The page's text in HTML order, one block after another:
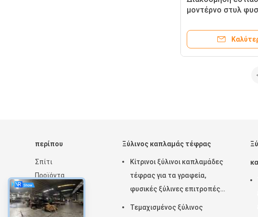
μοντέρνο στυλ
ιδανικό για κομψά
δάπεδα και λύσεις
περίπου
Σπίτι
Προϊόντα
Εμφάνιση VR
Σχετικά με εμάς
Ξύλινος καπλαμάς τέφρας
Κίτρινοι ξύλινοι καπλαμάδες
τέφρας για τα γραφεία,
φυσικές ξύλινες επιτροπές
καπλαμάδων
Τεμαχισμένος ξύλινος